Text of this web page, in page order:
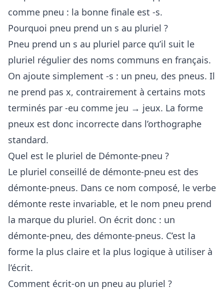
comme pneu : la bonne finale est -s.
Pourquoi pneu prend un s au pluriel ?
Pneu prend un s au pluriel parce qu’il suit le
pluriel régulier des noms communs en français.
On ajoute simplement -s : un pneu, des pneus. Il
ne prend pas x, contrairement à certains mots
terminés par -eu comme jeu → jeux. La forme
pneux est donc incorrecte dans l’orthographe
standard.
Quel est le pluriel de Démonte-pneu ?
Le pluriel conseillé de démonte-pneu est des
démonte-pneus. Dans ce nom composé, le verbe
démonte reste invariable, et le nom pneu prend
la marque du pluriel. On écrit donc : un
démonte-pneu, des démonte-pneus. C’est la
forme la plus claire et la plus logique à utiliser à
l’écrit.
Comment écrit-on un pneu au pluriel ?